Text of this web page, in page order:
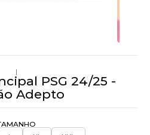
|
PSG 24/25 -
Adepto